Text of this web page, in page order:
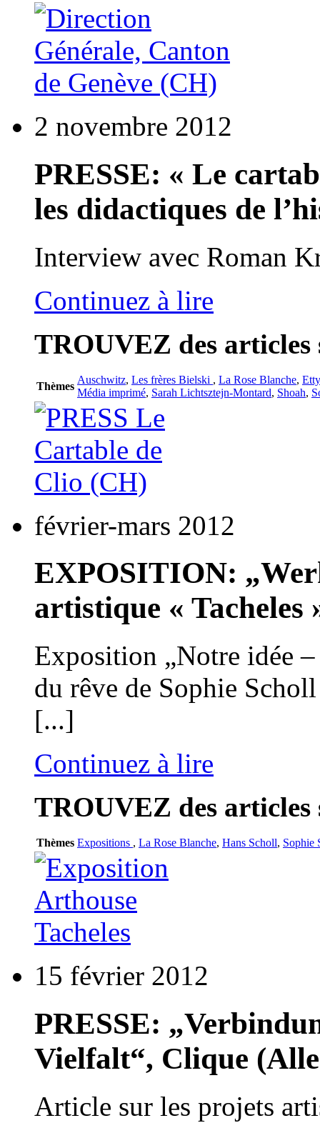
2 novembre 2012
PRESSE: « Le
les didactiques de
Interview avec Roman
Continuez à lire
TROUVEZ des
Thèmes
Auschwitz, Les frères Bielski , La Rose Blanche,
Média imprimé, Sarah Lichtsztejn-Montard, Shoah,
février-mars 2012
EXPOSITION:
artistique «
Exposition „Notre idée
du rêve de Sophie
[...]
Continuez à lire
TROUVEZ des
Thèmes Expositions , La Rose Blanche, Hans Scholl, Sophie
15 février 2012
PRESSE:
Vielfalt“, Clique
Article sur les projets